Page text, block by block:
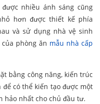
nhiều ánh sáng cũng
hơn được thiết kế phía
và sử dụng nhà vệ sinh
phòng ăn mẫu nhà cấp
bằng công năng, kiến trúc
có thể kiến tạo được một
hảo nhất cho chủ đầu tư.